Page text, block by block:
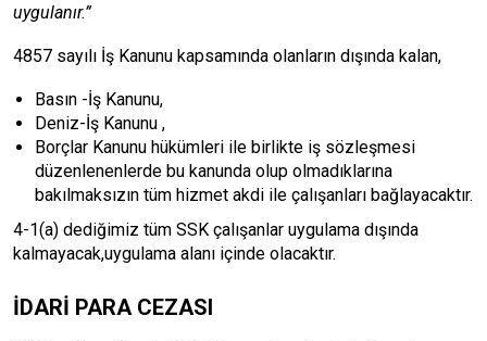
uygulanır.”
4857 sayılı İş Kanunu kapsamında olanların dışında kalan,
Basın -İş Kanunu,
Deniz-İş Kanunu ,
Borçlar Kanunu hükümleri ile birlikte iş sözleşmesi
düzenlenenlerde bu kanunda olup olmadıklarına
bakılmaksızın tüm hizmet akdi ile çalışanları bağlayacaktır.
4-1(a) dediğimiz tüm SSK çalışanlar uygulama dışında
kalmayacak,uygulama alanı içinde olacaktır.
İDARİ PARA CEZASI